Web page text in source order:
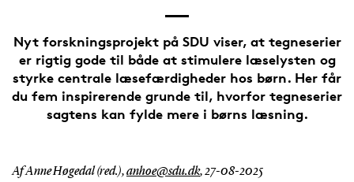
Nyt forskningsprojekt på SDU viser, at tegneserier
er rigtig gode til både at stimulere læselysten og
styrke centrale læsefærdigheder hos børn. Her får
du fem inspirerende grunde til, hvorfor tegneserier
sagtens kan fylde mere i børns læsning.
Af Anne Høgedal (red.),anhoe@sdu.dk,27-08-2025